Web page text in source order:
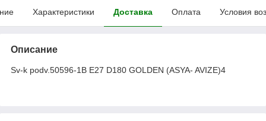
Характеристики Доставка Оплата Условия
Описание
Sv-k podv.50596-1B E27 D180 GOLDEN (ASYA- AVIZE)4